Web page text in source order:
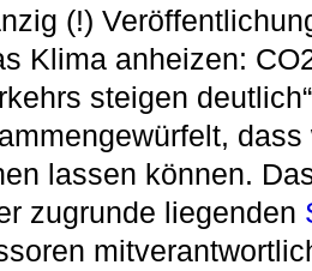
(!)
Klima anheizen:
steigen
lassen können.
zugrunde liegenden